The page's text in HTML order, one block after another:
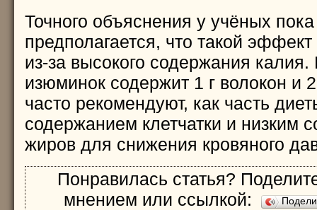
Точного объяснения у учёных пока
предполагается, что такой
из-за высокого содержания калия.
изюминок содержит 1 г волокон и
часто рекомендуют, как часть
содержанием клетчатки и низким
жиров для снижения кровяного
Понравилась статья?
мнением или ссылкой: